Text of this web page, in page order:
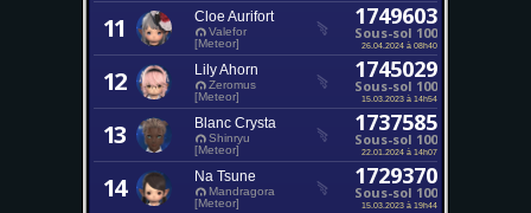
11 Cloe Aurifort
Valefor
[Meteor]
1749603
Sous-sol 100
26.04.2024 à 08h40
12 Lily Ahorn
Zeromus
[Meteor]
1745029
Sous-sol 100
15.03.2023 à 14h54
13 Blanc Crysta
Shinryu
[Meteor]
1737585
Sous-sol 100
22.01.2024 à 14h07
14 Na Tsune
Mandragora
[Meteor]
1729370
Sous-sol 100
15.03.2023 à 19h44